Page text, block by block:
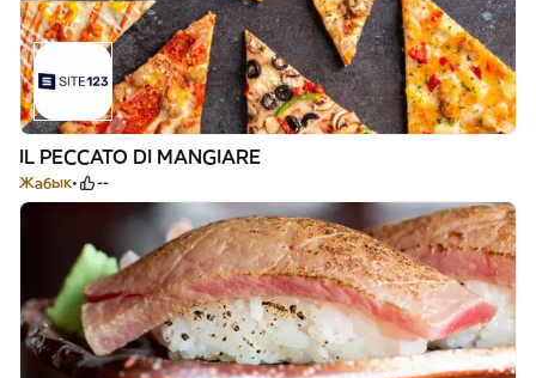
IL PECCATO DI MANGIARE
Жабык --